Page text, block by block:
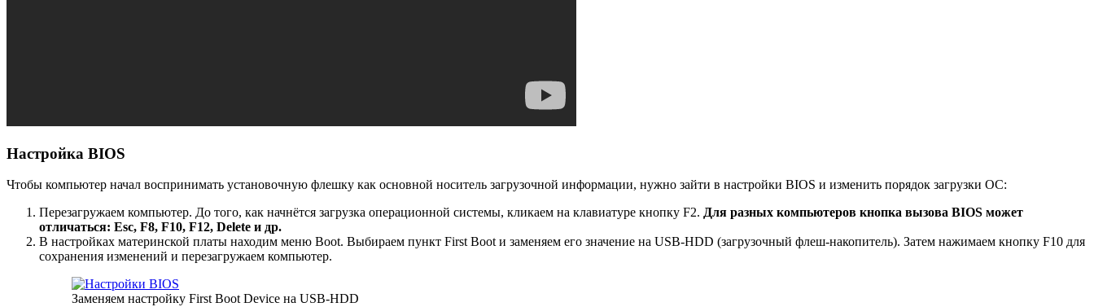
Настройка BIOS
Чтобы компьютер начал воспринимать установочную флешку как основной носитель загрузочной информации, нужно зайти в настройки BIOS и изменить порядок загрузки ОС:
Перезагружаем компьютер. До того, как начнётся загрузка операционной системы, кликаем на клавиатуре кнопку F2. Для разных компьютеров кнопка вызова BIOS может
отличаться: Esc, F8, F10, F12, Delete и др.
В настройках материнской платы находим меню Boot. Выбираем пункт First Boot и заменяем его значение на USB-HDD (загрузочный флеш-накопитель). Затем нажимаем кнопку F10 для
сохранения изменений и перезагружаем компьютер.
Заменяем настройку First Boot Device на USB-HDD